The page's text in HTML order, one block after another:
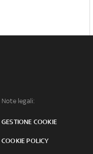
Note legali:
GESTIONE COOKIE
COOKIE POLICY